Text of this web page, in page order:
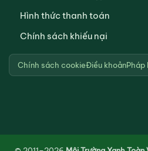
Hình thức thanh toán
Chính sách khiếu nại
Chính sách cookieĐiều khoảnPháp